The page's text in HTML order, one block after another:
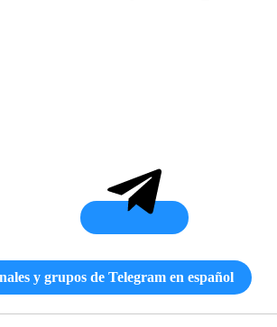
y grupos de Telegram en español